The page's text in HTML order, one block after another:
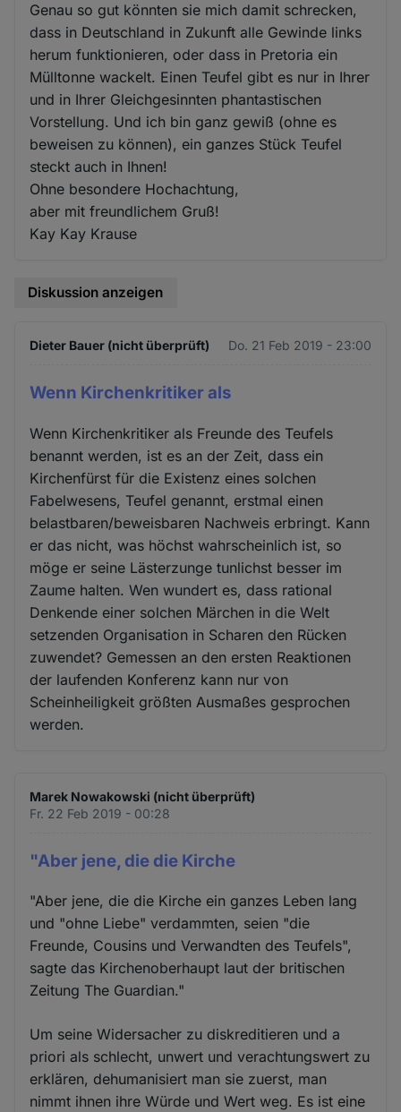
Genau so gut könnten sie mich damit schrecken,
dass in Deutschland in Zukunft alle Gewinde links
herum funktionieren, oder dass in Pretoria ein
Mülltonne wackelt. Einen Teufel gibt es nur in Ihrer
und in Ihrer Gleichgesinnten phantastischen
Vorstellung. Und ich bin ganz gewiß (ohne es
beweisen zu können), ein ganzes Stück Teufel
steckt auch in Ihnen!
Ohne besondere Hochachtung,
aber mit freundlichem Gruß!
Kay Kay Krause
Diskussion anzeigen
Dieter Bauer (nicht überprüft) Do. 21 Feb 2019 - 23:00
Wenn Kirchenkritiker als
Wenn Kirchenkritiker als Freunde des Teufels
benannt werden, ist es an der Zeit, dass ein
Kirchenfürst für die Existenz eines solchen
Fabelwesens, Teufel genannt, erstmal einen
belastbaren/beweisbaren Nachweis erbringt. Kann
er das nicht, was höchst wahrscheinlich ist, so
möge er seine Lästerzunge tunlichst besser im
Zaume halten. Wen wundert es, dass rational
Denkende einer solchen Märchen in die Welt
setzenden Organisation in Scharen den Rücken
zuwendet? Gemessen an den ersten Reaktionen
der laufenden Konferenz kann nur von
Scheinheiligkeit größten Ausmaßes gesprochen
werden.
Marek Nowakowski (nicht überprüft)
Fr. 22 Feb 2019 - 00:28
"Aber jene, die die Kirche
"Aber jene, die die Kirche ein ganzes Leben lang
und "ohne Liebe" verdammten, seien "die
Freunde, Cousins und Verwandten des Teufels",
sagte das Kirchenoberhaupt laut der britischen
Zeitung The Guardian."
Um seine Widersacher zu diskreditieren und a
priori als schlecht, unwert und verachtungswert zu
erklären, dehumanisiert man sie zuerst, man
nimmt ihnen ihre Würde und Wert weg. Es ist eine